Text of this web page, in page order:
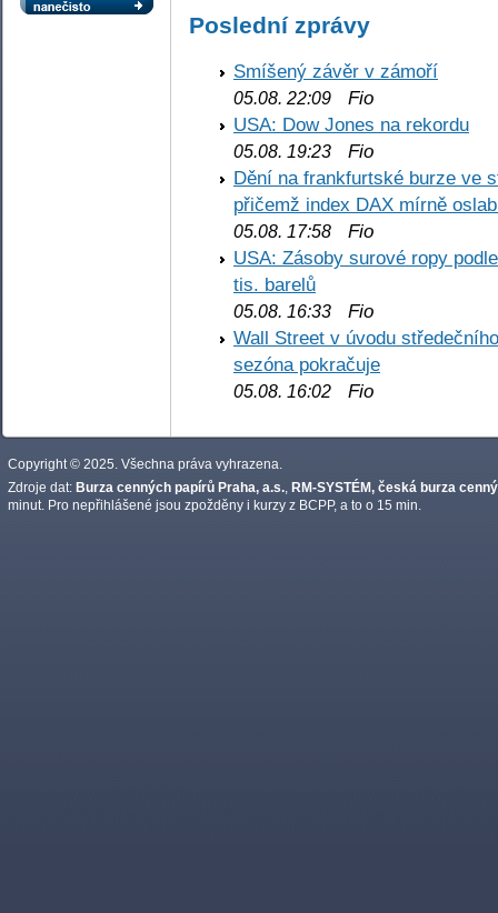
Poslední zprávy
Smíšený závěr v zámoří
05.08. 22:09 Fio
USA: Dow Jones na rekordu
05.08. 19:23 Fio
Dění na frankfurtské burze ve
přičemž index DAX mírně
05.08. 17:58 Fio
USA: Zásoby surové ropy
tis. barelů
05.08. 16:33 Fio
Wall Street v úvodu
sezóna pokračuje
05.08. 16:02 Fio
Copyright © 2025. Všechna práva vyhrazena.
Zdroje dat: Burza cenných papírů Praha, a.s. RM-SYSTÉM, česká burza
minut. Pro nepřihlášené jsou zpožděny i kurzy z BCPP, a to o 15 min.